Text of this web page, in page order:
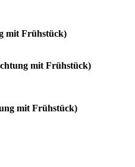
mit Frühstück)
mit Frühstück)
mit Frühstück)